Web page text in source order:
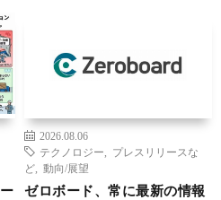
2026.08.06
テクノロジー
プレスリリースな
ど
動向/展望
ゼロボード、常に最新の情報